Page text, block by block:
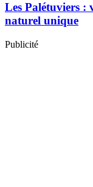
Les Palétuviers :
naturel unique
Publicité